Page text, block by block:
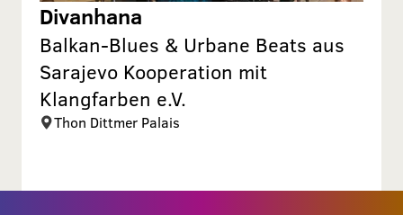
Divanhana
Balkan-Blues & Urbane Beats aus
Sarajevo Kooperation mit
Klangfarben e.V.
Thon Dittmer Palais